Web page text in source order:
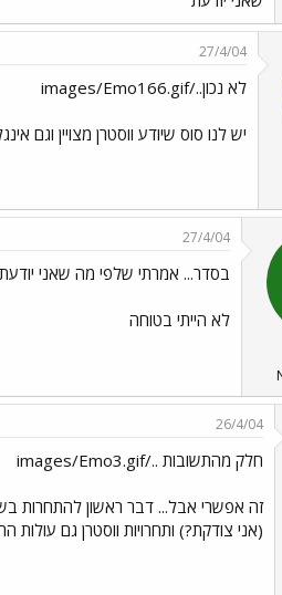
27/4/04
לא נכון../images/Emo166.gif
יש לנו סוס שיודע ווסטרן מצויין וגם
27/4/04
בסדר... אמרתי שלפי מה שאני יודעת
לא הייתי בטוחה
26/4/04
חלק מהתשובות ../images/Emo3.gif
זה אפשרי אבל... דבר ראשון להתחרות
(אני צודקת?) ותחרויות ווסטרן גם